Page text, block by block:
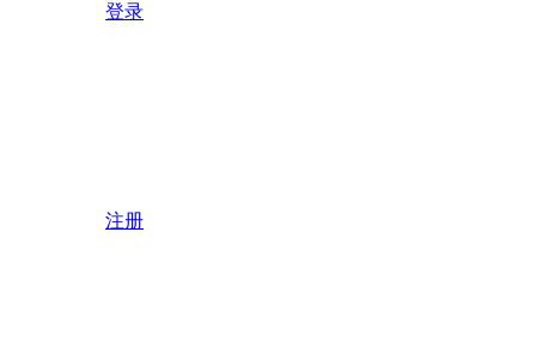
登录
注册